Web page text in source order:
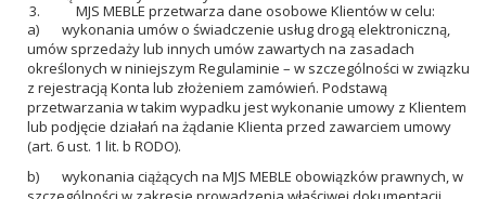
MJS MEBLE przetwarza dane osobowe Klientów w celu:
a) wykonania umów o świadczenie usług drogą elektroniczną,
umów sprzedaży lub innych umów zawartych na zasadach
określonych w niniejszym Regulaminie – w szczególności w związku
z rejestracją Konta lub złożeniem zamówień. Podstawą
przetwarzania w takim wypadku jest wykonanie umowy z Klientem
lub podjęcie działań na żądanie Klienta przed zawarciem umowy
(art. 6 ust. 1 lit. b RODO).
b) wykonania ciążących na MJS MEBLE obowiązków prawnych, w